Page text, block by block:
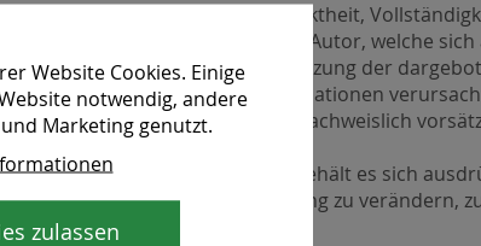
Gewähr für die Aktualität, Korrektheit,
Haftungsansprüche gegen den Autor, welche
durch die Nutzung oder Nichtnutzung der
und unvollständiger Informationen
sofern seitens des Autors kein nachweislich
und unverbindlich. Der Autor behält es sich
ohne gesonderte Ankündigung zu verändern,
oder endgültig einzustellen.
Website Cookies. Einige
notwendig, andere
Marketing genutzt.
zulassen